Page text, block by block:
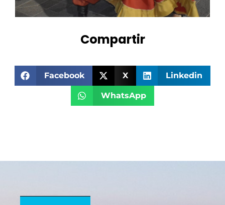
Compartir
Facebook X Linkedin
WhatsApp